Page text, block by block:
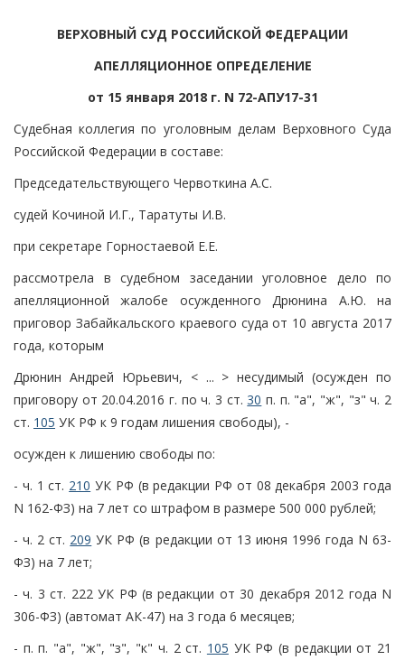
ВЕРХОВНЫЙ СУД РОССИЙСКОЙ ФЕДЕРАЦИИ
АПЕЛЛЯЦИОННОЕ ОПРЕДЕЛЕНИЕ
от 15 января 2018 г. N 72-АПУ17-31
Судебная коллегия по уголовным делам Верховного Суда
Российской Федерации в составе:
Председательствующего Червоткина А.С.
судей Кочиной И.Г., Таратуты И.В.
при секретаре Горностаевой Е.Е.
рассмотрела в судебном заседании уголовное дело по
апелляционной жалобе осужденного Дрюнина А.Ю. на
приговор Забайкальского краевого суда от 10 августа 2017
года, которым
Дрюнин Андрей Юрьевич, < ... > несудимый (осужден по
приговору от 20.04.2016 г. по ч. 3 ст.30 п. п. "а", "ж", "з" ч. 2
ст. 105 УК РФ к 9 годам лишения свободы), -
осужден к лишению свободы по:
- ч. 1 ст. 210 УК РФ (в редакции РФ от 08 декабря 2003 года
N 162-ФЗ) на 7 лет со штрафом в размере 500 000 рублей;
- ч. 2 ст. 209 УК РФ (в редакции от 13 июня 1996 года N 63-
ФЗ) на 7 лет;
- ч. 3 ст. 222 УК РФ (в редакции от 30 декабря 2012 года N
306-ФЗ) (автомат АК-47) на 3 года 6 месяцев;
- п. п. "а", "ж", "з", "к" ч. 2 ст. 105 УК РФ (в редакции от 21